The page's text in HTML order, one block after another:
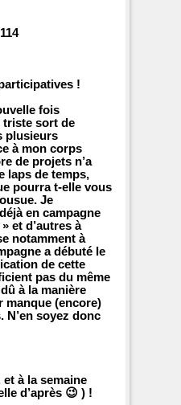
!
fois
triste sort de
plusieurs
à mon corps
de projets n’a
laps de temps,
pourra t-elle vous
Je
en campagne
et d’autres à
notamment à
a débuté le
de cette
pas du même
à la manière
manque (encore)
N’en soyez donc
à la semaine
d’après 😉 ) !